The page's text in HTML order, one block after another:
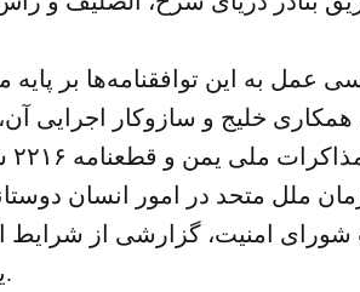
عمل به این توافقنامه‌ها بر پایه
خلیج و سازوکار اجرایی
ملل متحد در امور انسان
امنیت، گزارشی از شرایط
یمن ارائه کرد.